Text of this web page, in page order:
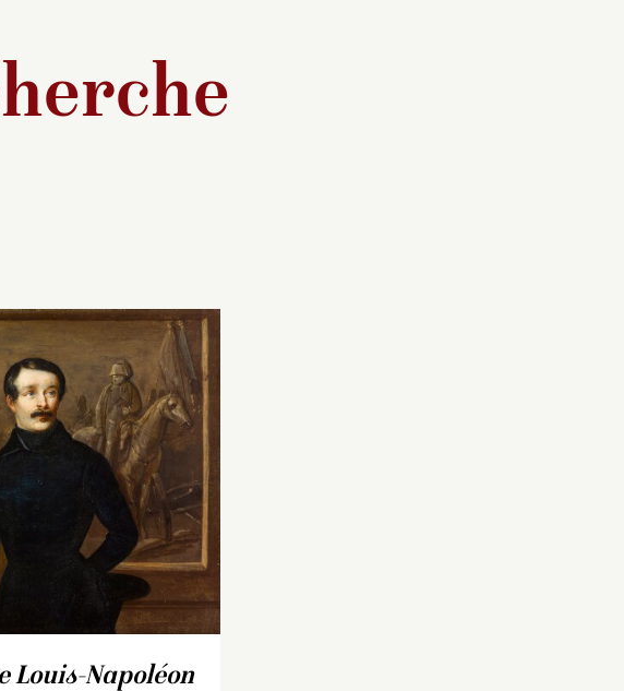
est représenté de
en buste, à mi-corps ;
a été peint au
des années 1850,
un portrait exécuté
Le Gray en
qui fut largement
après le coup d’État
l’image du
homme fort de la
Louis-Napoléon